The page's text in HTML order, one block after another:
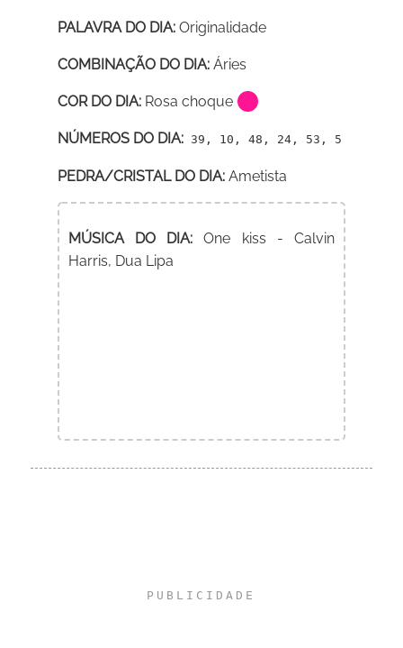
PALAVRA DO DIA: Originalidade
COMBINAÇÃO DO DIA: Áries
COR DO DIA: Rosa choque
NÚMEROS DO DIA: 39, 10, 48, 24, 53, 5
PEDRA/CRISTAL DO DIA: Ametista
MÚSICA DO DIA: One kiss - Calvin
Harris, Dua Lipa